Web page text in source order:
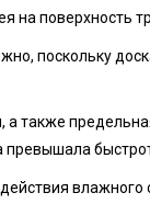
на поверхность
поскольку
также